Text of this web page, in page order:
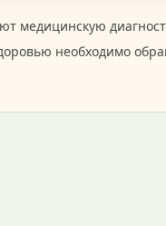
медицинскую
необходимо